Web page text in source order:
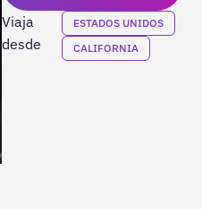
Viaja
desde
ESTADOS UNIDOS
CALIFORNIA